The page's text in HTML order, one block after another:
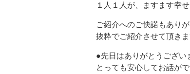
１人１人が、ますます幸
ご紹介へのご快諾もあり
抜粋でご紹介させて頂きま
●先日はありがとうござい
とっても安心してお話が